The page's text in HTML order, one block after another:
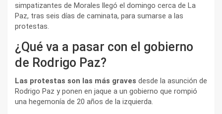
simpatizantes de Morales llegó el domingo cerca de La
Paz, tras seis días de caminata, para sumarse a las
protestas.
¿Qué va a pasar con el gobierno
de Rodrigo Paz?
Las protestas son las más graves desde la asunción de
Rodrigo Paz y ponen en jaque a un gobierno que rompió
una hegemonía de 20 años de la izquierda.